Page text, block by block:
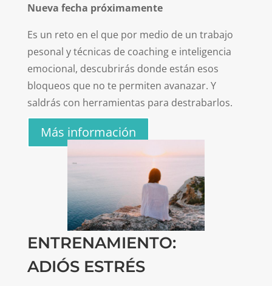
Nueva fecha próximamente
Es un reto en el que por medio de un trabajo
pesonal y técnicas de coaching e inteligencia
emocional, descubrirás donde están esos
bloqueos que no te permiten avanazar. Y
saldrás con herramientas para destrabarlos.
Más información
ENTRENAMIENTO:
ADIÓS ESTRÉS